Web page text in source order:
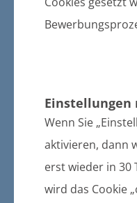
Einstellungen
Wenn Sie
aktivieren, dann
erst wieder in 30
wird das Cookie
Erhebung einer
Gemeinde Groß
weitere